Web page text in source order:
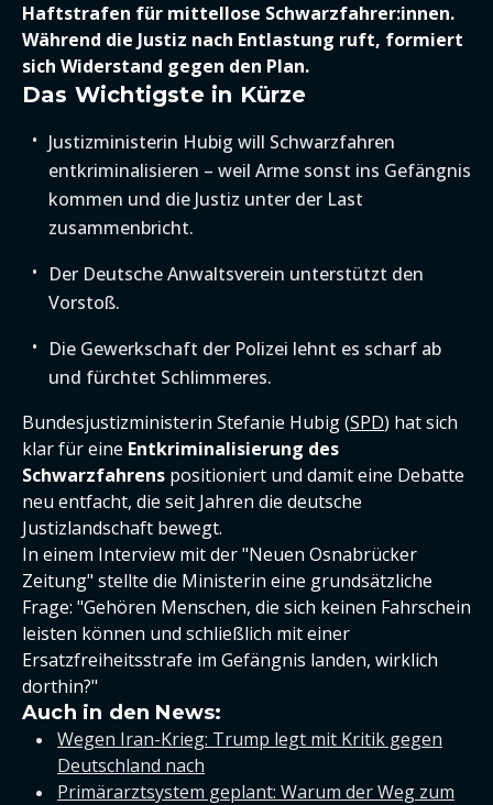
Haftstrafen für mittellose Schwarzfahrer:innen.
Während die Justiz nach Entlastung ruft, formiert
sich Widerstand gegen den Plan.
Das Wichtigste in Kürze
Justizministerin Hubig will Schwarzfahren
entkriminalisieren – weil Arme sonst ins Gefängnis
kommen und die Justiz unter der Last
zusammenbricht.
Der Deutsche Anwaltsverein unterstützt den
Vorstoß.
Die Gewerkschaft der Polizei lehnt es scharf ab
und fürchtet Schlimmeres.
Bundesjustizministerin Stefanie Hubig (SPD) hat sich
klar für eine Entkriminalisierung des
Schwarzfahrens positioniert und damit eine Debatte
neu entfacht, die seit Jahren die deutsche
Justizlandschaft bewegt.
In einem Interview mit der "Neuen Osnabrücker
Zeitung" stellte die Ministerin eine grundsätzliche
Frage: "Gehören Menschen, die sich keinen Fahrschein
leisten können und schließlich mit einer
Ersatzfreiheitsstrafe im Gefängnis landen, wirklich
dorthin?"
Auch in den News:
Wegen Iran-Krieg: Trump legt mit Kritik gegen
Deutschland nach
Primärarztsystem geplant: Warum der Weg zum